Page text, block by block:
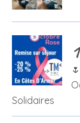
Solidaires